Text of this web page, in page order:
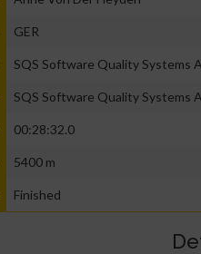
GER
SQS Software Quality Systems
SQS Software Quality Systems
00:28:32.0
5400 m
Finished